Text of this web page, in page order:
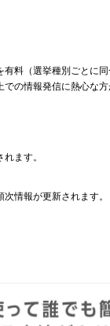
料（選挙種別ごとに
の情報発信に熱心な
ます。
情報が更新されます。